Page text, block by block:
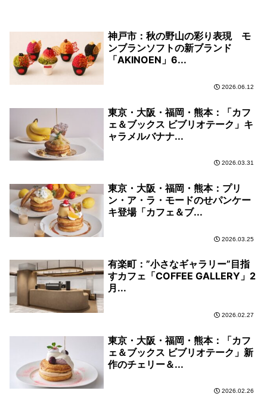
神戸市：秋の野山の彩り表現 モ
ンブランソフトの新ブランド
「AKINOEN」6...
2026.06.12
東京・大阪・福岡・熊本：「カフ
ェ＆ブックス ビブリオテーク」キ
ャラメルバナナ...
2026.03.31
東京・大阪・福岡・熊本：プリ
ン・ア・ラ・モードのせパンケー
キ登場「カフェ＆ブ...
2026.03.25
有楽町：”小さなギャラリー”目指
すカフェ「COFFEE GALLERY」2
月...
2026.02.27
東京・大阪・福岡・熊本：「カフ
ェ＆ブックス ビブリオテーク」新
作のチェリー＆...
2026.02.26